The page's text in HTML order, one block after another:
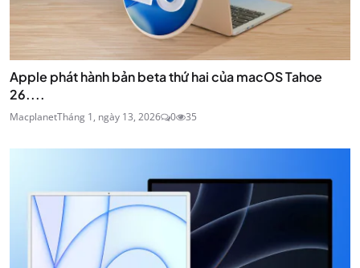
Apple phát hành bản beta thứ hai của macOS Tahoe
26....
MacplanetTháng 1, ngày 13, 2026 0 35